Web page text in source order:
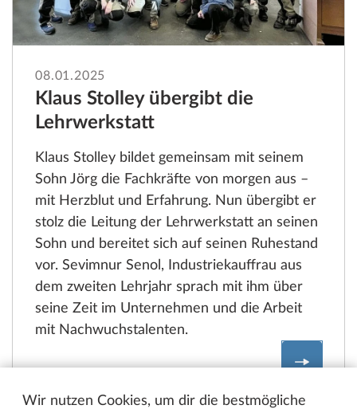
Wir nutzen Cookies, um dir die bestmögliche
08.01.2025
Klaus Stolley übergibt die
Lehrwerkstatt
Klaus Stolley bildet gemeinsam mit seinem
Sohn Jörg die Fachkräfte von morgen aus –
mit Herzblut und Erfahrung. Nun übergibt er
stolz die Leitung der Lehrwerkstatt an seinen
Sohn und bereitet sich auf seinen Ruhestand
vor. Sevimnur Senol, Industriekauffrau aus
dem zweiten Lehrjahr sprach mit ihm über
seine Zeit im Unternehmen und die Arbeit
mit Nachwuchstalenten.
Klaus